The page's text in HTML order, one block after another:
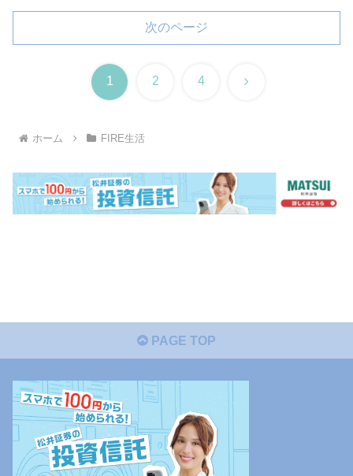
次のページ
1 2 4 次
ホーム FIRE生活
PAGE TOP